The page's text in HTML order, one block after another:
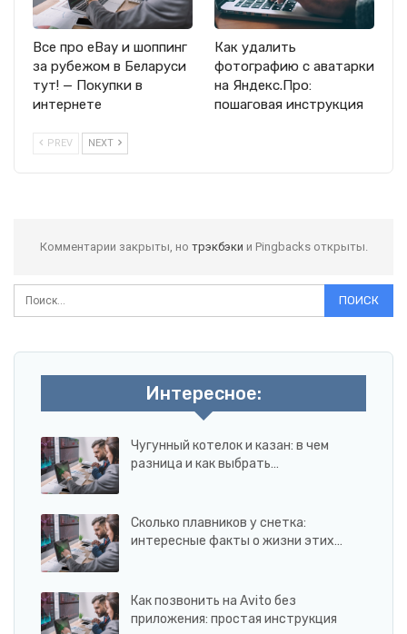
Все про eBay и шоппинг
за рубежом в Беларуси
тут! — Покупки в
интернете
Как удалить
фотографию с аватарки
на Яндекс.Про:
пошаговая инструкция
PREV NEXT
Комментарии закрыты, но трэкбэки и Pingbacks открыты.
Интересное:
Чугунный котелок и казан: в чем
разница и как выбрать…
Сколько плавников у снетка:
интересные факты о жизни этих…
Как позвонить на Avito без
приложения: простая инструкция